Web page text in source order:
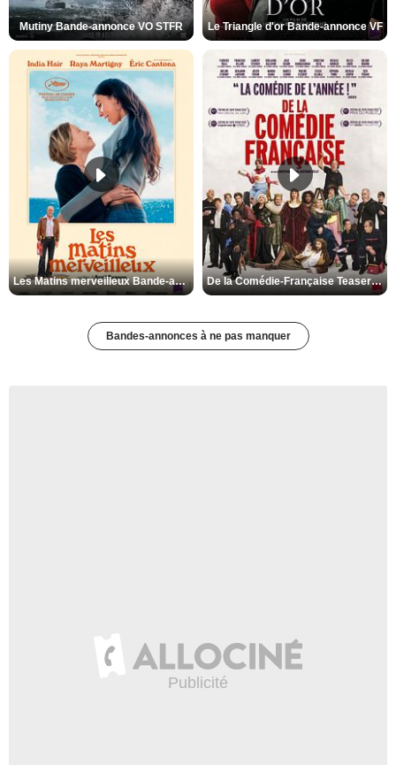
Mutiny Bande-annonce VO STFR Le Triangle d'or Bande-annonce VF
Les Matins merveilleux Bande-annonce VF De la Comédie-Française Teaser VF
Bandes-annonces à ne pas manquer